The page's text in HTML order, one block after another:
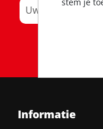
Informatie